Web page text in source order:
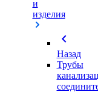
и
изделия
chevron_left
Назад
Трубы